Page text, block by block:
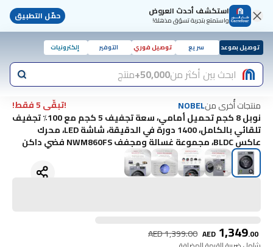
استكشف أحدث العروض
واستمتع بتجربة تسوّق مذهلة! حمّل التطبيق
توصيل بموعد سريع توصيل فوري التوفير إلكترونيات
ابحث بين أكثر من50,000+ منتج
منتجات أُخرى منNOBEL
!تبقّى 5 فقط!
نوبل 8 كجم تحميل أمامي، سعة تجفيف 5 كجم مع 100٪ تجفيف
تلقائي بالكامل، 1400 دورة في الدقيقة، شاشة LED، محرك
عاكس BLDC، مجموعة غسالة ومجفف NWM860FS فضي داكن
AED 1,349.00
AED1,399.00